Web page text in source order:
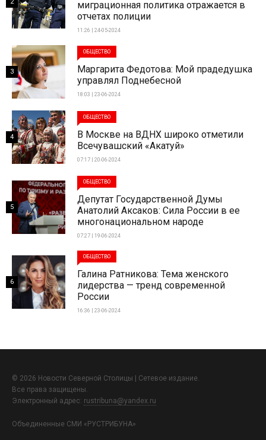
миграционная политика отражается в
отчетах полиции
11:26 | 24-05-2024
2
ОБЩЕСТВО
Маргарита Федотова: Мой прадедушка
управлял Поднебесной
18:03 | 23-06-2024
3
ОБЩЕСТВО
В Москве на ВДНХ широко отметили
Всечувашский «Акатуй»
07:17 | 20-06-2024
4
ОБЩЕСТВО
Депутат Государственной Думы
Анатолий Аксаков: Сила России в ее
многонациональном народе
07:27 | 19-06-2024
5
ОБЩЕСТВО
Галина Ратникова: Тема женского
лидерства — тренд современной
России
16:36 | 23-06-2024
6
© 2026 Новости Северной Столицы | Сетевое издание.
Все права защищены.
Электронный адрес: rustribuna@yandex.ru
Объединенные СМИ «РУСТРИБУНА»